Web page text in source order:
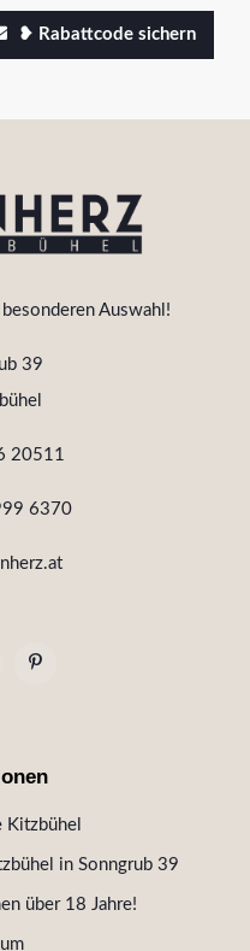
❥ Rabattcode sichern
Auswahl!
39
20511
6370
Kitzbühel
in Sonngrub 39
über 18 Jahre!